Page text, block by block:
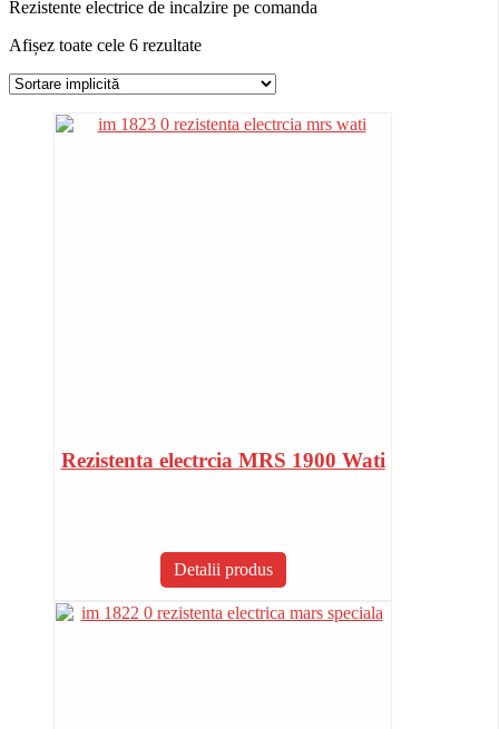
Rezistente electrice de incalzire pe comanda
Afișez toate cele 6 rezultate
Rezistenta electrcia MRS 1900 Wati
Detalii produs